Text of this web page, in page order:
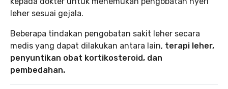
leher sesuai gejala.
Beberapa tindakan pengobatan sakit leher secara
medis yang dapat dilakukan antara lain, terapi leher,
penyuntikan obat kortikosteroid, dan
pembedahan.